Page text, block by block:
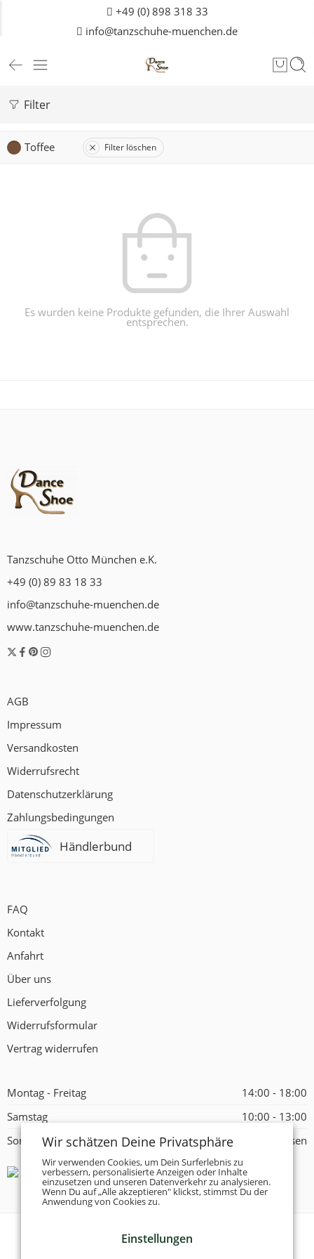
+49 (0) 898 318 33
info@tanzschuhe-muenchen.de
Filter
Toffee Filter löschen
Es wurden keine Produkte gefunden, die Ihrer Auswahl
entsprechen.
Tanzschuhe Otto München e.K.
+49 (0) 89 83 18 33
info@tanzschuhe-muenchen.de
www.tanzschuhe-muenchen.de
AGB
Impressum
Versandkosten
Widerrufsrecht
Datenschutzerklärung
Zahlungsbedingungen
Händlerbund
FAQ
Kontakt
Anfahrt
Über uns
Lieferverfolgung
Widerrufsformular
Vertrag widerrufen
Montag - Freitag
14:00 - 18:00
Samstag
10:00 - 13:00
Sonntag
Geschlossen
Tanzschuhe Otto München e.K.
Wir schätzen Deine Privatsphäre
Wir verwenden Cookies, um Dein Surferlebnis zu
verbessern, personalisierte Anzeigen oder Inhalte
einzusetzen und unseren Datenverkehr zu analysieren.
Wenn Du auf „Alle akzeptieren" klickst, stimmst Du der
Anwendung von Cookies zu.
Einstellungen